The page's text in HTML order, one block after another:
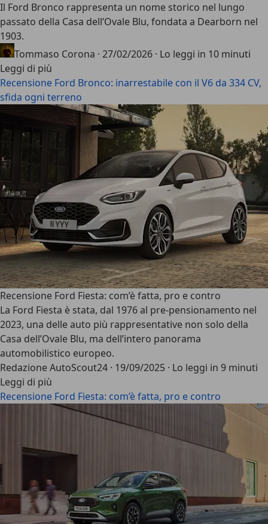
Il Ford Bronco rappresenta un nome storico nel lungo
passato della Casa dell’Ovale Blu, fondata a Dearborn nel
1903.
Tommaso Corona · 27/02/2026 · Lo leggi in 10 minuti
Leggi di più
Recensione Ford Bronco: inarrestabile con il V6 da 334 CV,
sfida ogni terreno
Recensione Ford Fiesta: com’è fatta, pro e contro
La Ford Fiesta è stata, dal 1976 al pre-pensionamento nel
2023, una delle auto più rappresentative non solo della
Casa dell’Ovale Blu, ma dell’intero panorama
automobilistico europeo.
Redazione AutoScout24 · 19/09/2025 · Lo leggi in 9 minuti
Leggi di più
Recensione Ford Fiesta: com’è fatta, pro e contro